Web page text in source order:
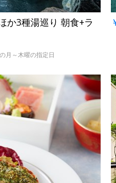
か3種湯巡り 朝食+ラ
月～木曜の指定日